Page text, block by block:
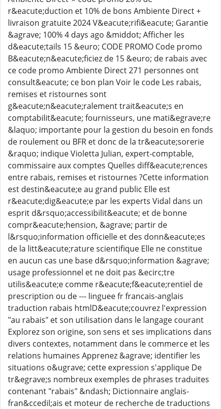
r&eacute;duction et 10% de bons Ambiente Direct +
livraison gratuite 2024 V&eacute;rifi&eacute; Garantie
&agrave; 100% 4 days ago &middot; Afficher les
d&eacute;tails 15 &euro; CODE PROMO Code promo
B&eacute;n&eacute;ficiez de 15 &euro; de rabais avec
ce code promo Ambiente Direct 271 personnes ont
consult&eacute; ce bon plan Voir le code Les rabais,
remises et ristournes sont
g&eacute;n&eacute;ralement trait&eacute;s en
comptabilit&eacute; fournisseurs, une mati&egrave;re
&laquo; importante pour la gestion du besoin en fonds
de roulement ou BFR et donc de la tr&eacute;sorerie
&raquo; indique Violetta Julian, expert-comptable,
commissaire aux comptes Quelles diff&eacute;rences
entre rabais, remises et ristournes ?Cette information
est destin&eacute;e au grand public Elle est
r&eacute;dig&eacute;e par les experts Vidal dans un
esprit d&rsquo;accessibilit&eacute; et de bonne
compr&eacute;hension, &agrave; partir de
l&rsquo;information officielle et des donn&eacute;es
de la litt&eacute;rature scientifique Elle ne constitue
en aucun cas une base d&rsquo;information &agrave;
usage professionnel et ne doit pas &ecirc;tre
utilis&eacute;e comme r&eacute;f&eacute;rentiel de
prescription ou de --- linguee fr francais-anglais
traduction rabais htmlD&eacute;couvrez l'expression
"au rabais" et son utilisation dans le langage courant
Explorez son origine, son sens et ses implications dans
divers contextes, notamment dans le commerce et les
relations humaines Apprenez &agrave; identifier les
situations o&ugrave; cette expression s'applique De
tr&egrave;s nombreux exemples de phrases traduites
contenant "rabais" &ndash; Dictionnaire anglais-
fran&ccedil;ais et moteur de recherche de traductions